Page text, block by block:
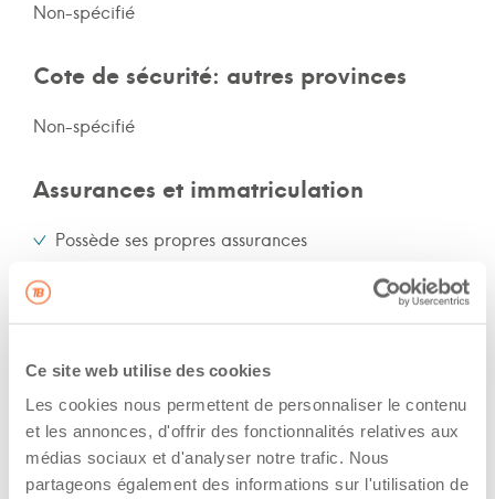
Ce site web utilise des cookies
Les cookies nous permettent de personnaliser le contenu
et les annonces, d'offrir des fonctionnalités relatives aux
médias sociaux et d'analyser notre trafic. Nous
partageons également des informations sur l'utilisation de
Non-spécifié
Cote de sécurité: autres provinces
Non-spécifié
Assurances et immatriculation
Possède ses propres assurances
Veux adhérer aux assurances de la flotte de
Has a vehicle registered in the following
province: